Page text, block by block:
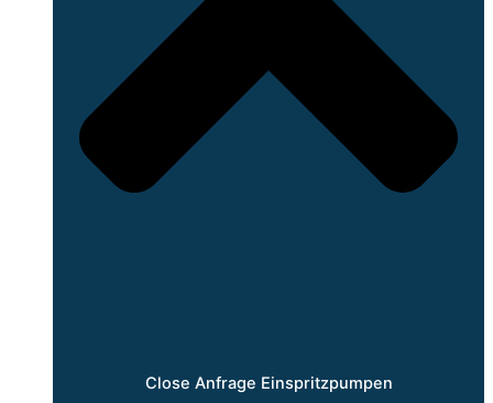
Close Anfrage Einspritzpumpen